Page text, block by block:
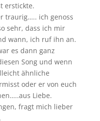
erstickte.
traurig….. ich genoss
sehr, dass ich mir
wann, ich ruf ihn an.
es dann ganz
Song und wenn
ähnliche
oder er von euch
Liebe.
fragt mich lieber